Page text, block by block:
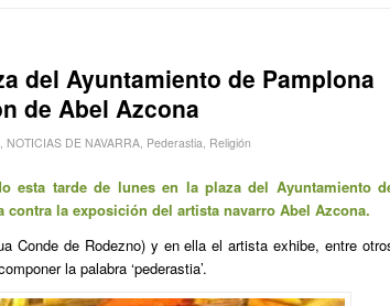
del Ayuntamiento de Pamplona
de Abel Azcona
, NOTICIAS DE NAVARRA, Pederastia, Religión
esta tarde de lunes en la plaza del Ayuntamiento
contra la exposición del artista navarro Abel Azcona.
Conde de Rodezno) y en ella el artista exhibe, entre
la palabra ‘pederastia’.